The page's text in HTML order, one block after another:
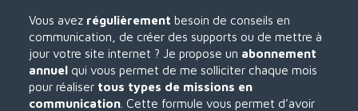
Vous avez régulièrement besoin de conseils en
communication, de créer des supports ou de mettre à
jour votre site internet ? Je propose un abonnement
annuel qui vous permet de me solliciter chaque mois
pour réaliser tous types de missions en
communication . Cette formule vous permet d’avoir